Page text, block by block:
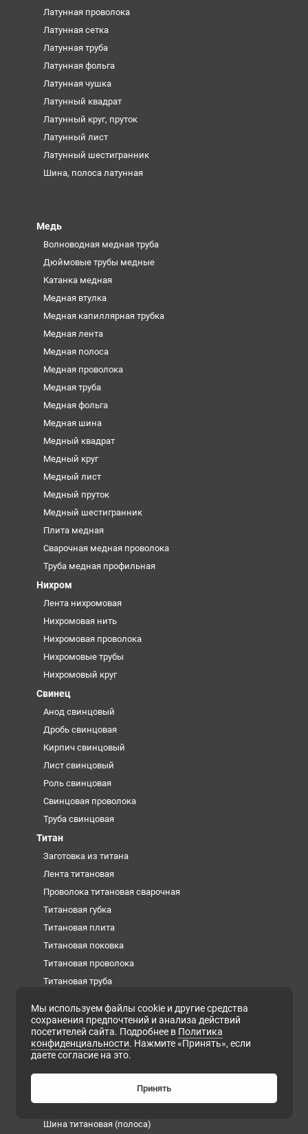
Латунная проволока
Латунная сетка
Латунная труба
Латунная фольга
Латунная чушка
Латунный квадрат
Латунный круг, пруток
Латунный лист
Латунный шестигранник
Шина, полоса латунная
Медь
Волноводная медная труба
Дюймовые трубы медные
Катанка медная
Медная втулка
Медная капиллярная трубка
Медная лента
Медная полоса
Медная проволока
Медная труба
Медная фольга
Медная шина
Медный квадрат
Медный круг
Медный лист
Медный пруток
Медный шестигранник
Плита медная
Сварочная медная проволока
Труба медная профильная
Нихром
Лента нихромовая
Нихромовая нить
Нихромовая проволока
Нихромовые трубы
Нихромовый круг
Свинец
Анод свинцовый
Дробь свинцовая
Кирпич свинцовый
Лист свинцовый
Роль свинцовая
Свинцовая проволока
Труба свинцовая
Титан
Заготовка из титана
Лента титановая
Проволока титановая сварочная
Титановая губка
Титановая плита
Титановая поковка
Титановая проволока
Титановая труба
Титановые слитки (чушки)
Титановый квадрат
Титановый круг
Титановый шестигранник
Шина титановая (полоса)
Мы используем файлы cookie и другие средства
сохранения предпочтений и анализа действий
посетителей сайта. Подробнее в Политика
конфиденциальности. Нажмите «Принять», если
даете согласие на это.
Принять